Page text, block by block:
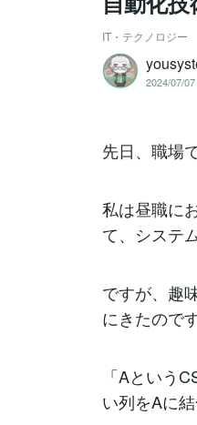
IT・テクノロジー
2024/07/
先日、職場
私は昼職に
て、システ
ですが、趣
にきたのです
「Aという
い列をAに